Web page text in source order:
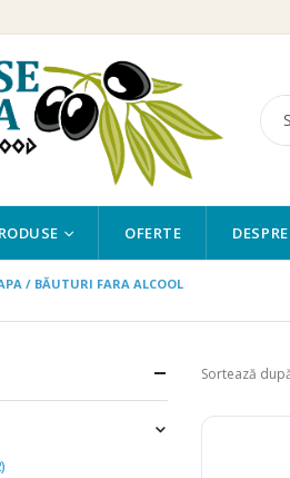
OFERTE
/ BĂUTURI FARA ALCOOL
Sortează